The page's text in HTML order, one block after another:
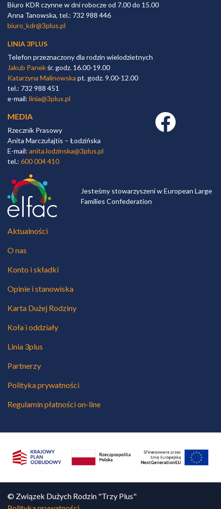
Biuro KDR czynne w dni robocze od 7.00 do 15.00
Anna Tanowska, tel.: 732 988 446
biuro_kdr@3plus.pl
LINIA 3PLUS
Telefon przeznaczony dla rodzin wielodzietnych
Jakub Panekśr. godz. 16.00-19.00
Katarzyna Malinowska pt. godz. 9.00-12.00
tel.: 732 988 451
e-mail: linia@3plus.pl
MEDIA
Rzecznik Prasowy
Anita Marczułajtis – Łodzińska
E-mail: anita.lodzinska@3plus.pl
tel.: 600 004 410
Facebook link
Jesteśmy stowarzyszeni w European Large
Families Confederation
Aktualności
O nas
Konto i składki
Opinie i stanowiska
Karta Dużej Rodziny
Koła i oddziały
Linia 3plus
Partnerzy
Polityka prywatności
Regulamin płatności on-line
© Związek Dużych Rodzin "Trzy Plus"